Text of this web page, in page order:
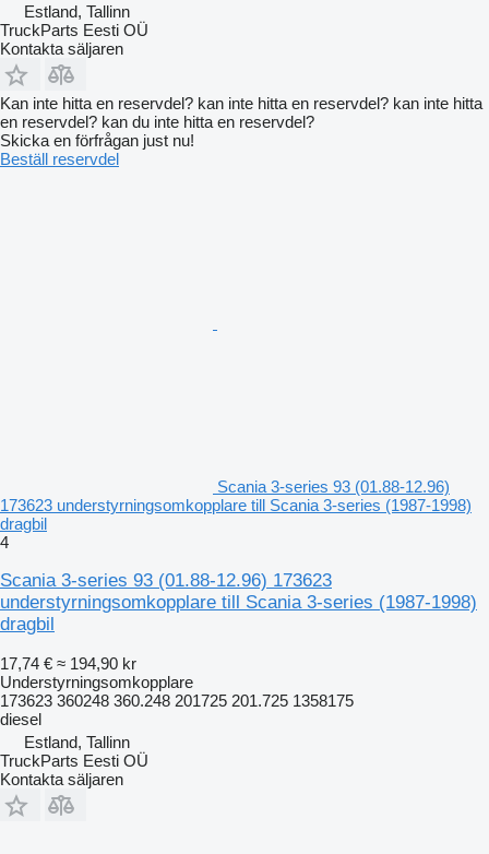
Estland, Tallinn
TruckParts Eesti OÜ
Kontakta säljaren
Kan inte hitta en reservdel? kan inte hitta en reservdel? kan inte hitta
en reservdel? kan du inte hitta en reservdel?
Skicka en förfrågan just nu!
Beställ reservdel
Scania 3-series 93 (01.88-12.96)
173623 understyrningsomkopplare till Scania 3-series (1987-1998)
dragbil
4
Scania 3-series 93 (01.88-12.96) 173623
understyrningsomkopplare till Scania 3-series (1987-1998)
dragbil
17,74 € ≈ 194,90 kr
Understyrningsomkopplare
173623 360248 360.248 201725 201.725 1358175
diesel
Estland, Tallinn
TruckParts Eesti OÜ
Kontakta säljaren